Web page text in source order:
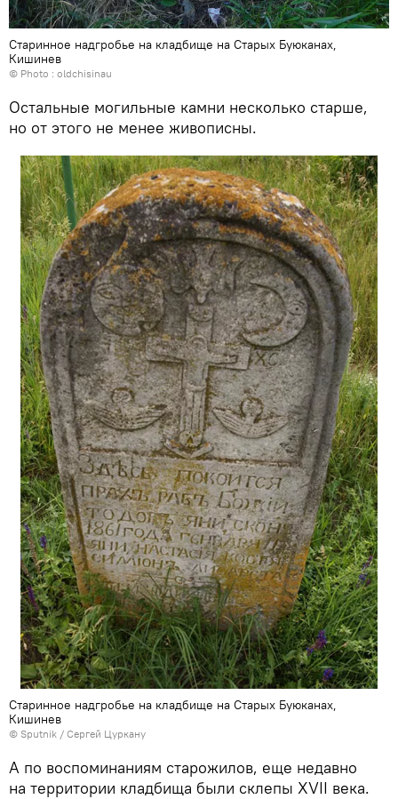
Старинное надгробье на кладбище на Старых Буюканах,
Кишинев
© Photo : oldchisinau
Остальные могильные камни несколько старше,
но от этого не менее живописны.
Старинное надгробье на кладбище на Старых Буюканах,
Кишинев
© Sputnik / Сергей Цуркану
А по воспоминаниям старожилов, еще недавно
на территории кладбища были склепы XVII века.